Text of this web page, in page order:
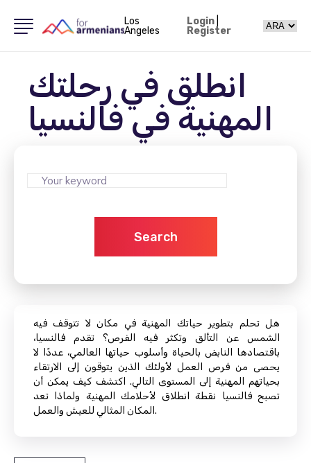
Los
Angeles
Login|
Register
انطلق في رحلتك
المهنية في فالنسيا
Search
هل تحلم بتطوير حياتك المهنية في مكان لا تتوقف فيه
الشمس عن التألق وتكثر فيه الفرص؟ تقدم فالنسيا،
باقتصادها النابض بالحياة وأسلوب حياتها العالمي، عددًا لا
يحصى من فرص العمل لأولئك الذين يتوقون إلى الارتقاء
بحياتهم المهنية إلى المستوى التالي. اكتشف كيف يمكن أن
تصبح فالنسيا نقطة انطلاق لأحلامك المهنية ولماذا تعد
المكان المثالي للعيش والعمل.